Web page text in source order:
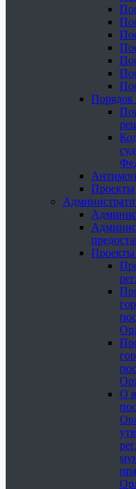
Проекты
Проекты
О